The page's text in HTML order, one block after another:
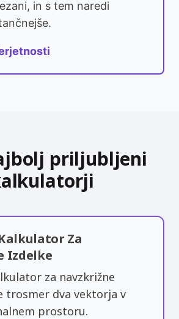
in s tem naredi
priljubljeni
Za
Izdelke
za navzkrižne
trosmer dva vektorja v
prostoru.